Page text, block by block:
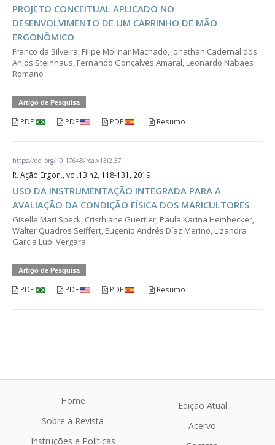
PROJETO CONCEITUAL APLICADO NO
DESENVOLVIMENTO DE UM CARRINHO DE MÃO
ERGONÔMICO
Franco da Silveira, Filipe Molinar Machado, Jonathan Cadernal dos
Anjos Steinhaus, Fernando Gonçalves Amaral, Leonardo Nabaes
Romano
Artigo de Pesquisa
PDF PDF PDF Resumo
https://doi.org/10.17648/rea.v13i2.37
R. Ação Ergon., vol.13 n2, 118-131, 2019
USO DA INSTRUMENTAÇÃO INTEGRADA PARA A
AVALIAÇÃO DA CONDIÇÃO FÍSICA DOS MARICULTORES
Giselle Mari Speck, Cristhiane Guertler, Paula Karina Hembecker,
Walter Quadros Seiffert, Eugenio Andrés Díaz Merino, Lizandra
Garcia Lupi Vergara
Artigo de Pesquisa
PDF PDF PDF Resumo
Home
Sobre a Revista
Instruções e Políticas
Edição Atual
Acervo